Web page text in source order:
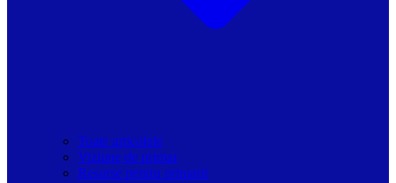
Toate articolele
Viziune de primar
Resurse pentru primarii